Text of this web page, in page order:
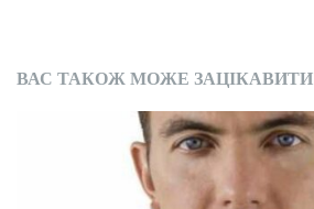
ВАС ТАКОЖ МОЖЕ ЗАЦІКАВИТИ